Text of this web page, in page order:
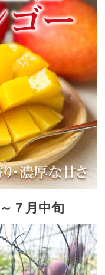
７月中旬